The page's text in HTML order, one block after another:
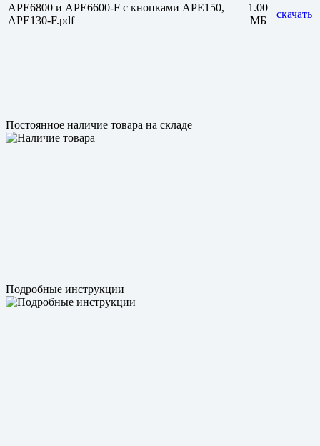
APE6800 и APE6600-F с кнопками APE150,
APE130-F.pdf
1.00
МБ
скачать
Постоянное наличие товара на складе
Подробные инструкции